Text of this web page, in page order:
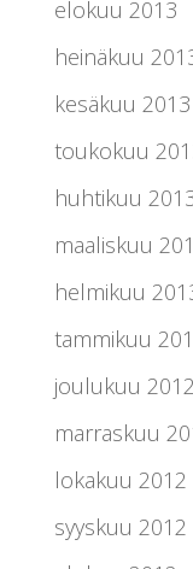
elokuu 2013
heinäkuu
kesäkuu 2013
toukokuu
huhtikuu
maaliskuu
helmikuu
tammikuu
joulukuu 2012
marraskuu
lokakuu 2012
syyskuu 2012